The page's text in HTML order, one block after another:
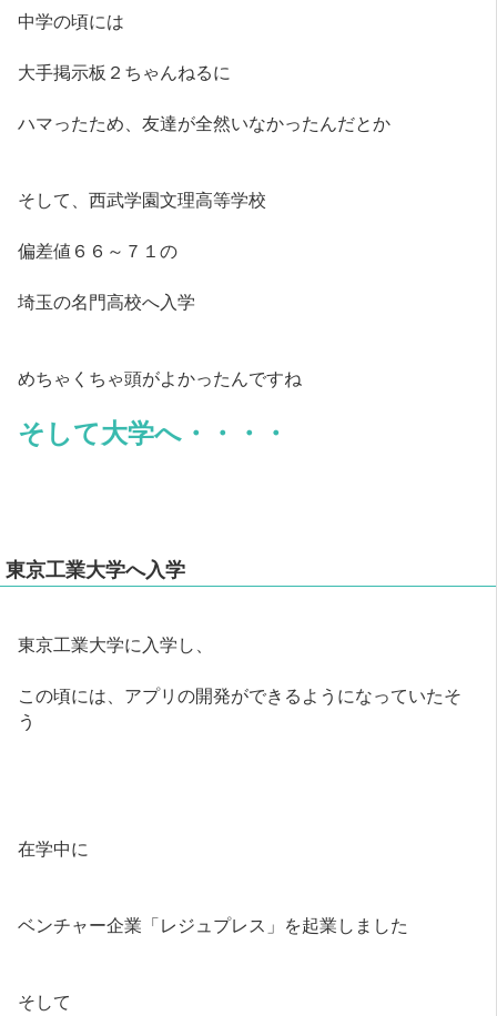
中学の頃には
大手掲示板２ちゃんねるに
ハマったため、友達が全然いなかったんだとか
そして、西武学園文理高等学校
偏差値６６～７１の
埼玉の名門高校へ入学
めちゃくちゃ頭がよかったんですね
そして大学へ・・・・
東京工業大学へ入学
東京工業大学に入学し、
この頃には、アプリの開発ができるようになっていたそ
う
在学中に
ベンチャー企業「レジュプレス」を起業しました
そして